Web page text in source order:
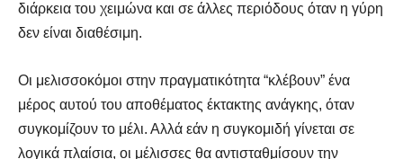
διάρκεια του χειμώνα και σε άλλες περιόδους όταν η γύρη
δεν είναι διαθέσιμη.
Οι μελισσοκόμοι στην πραγματικότητα “κλέβουν” ένα
μέρος αυτού του αποθέματος έκτακτης ανάγκης, όταν
συγκομίζουν το μέλι. Αλλά εάν η συγκομιδή γίνεται σε
λογικά πλαίσια, οι μέλισσες θα αντισταθμίσουν την